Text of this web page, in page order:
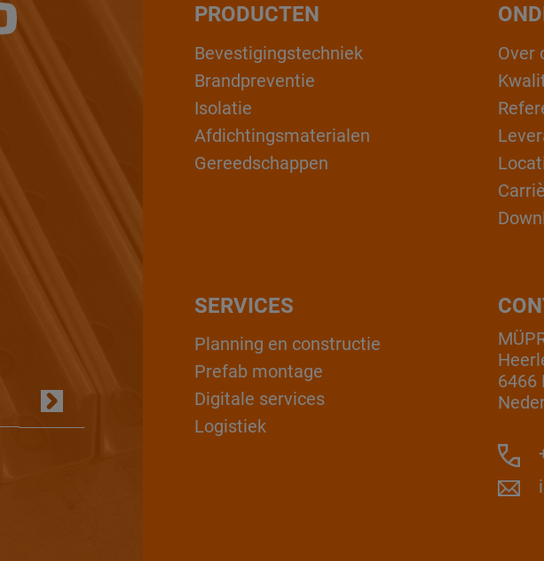
PRODUCTEN
Bevestigingstechniek
Brandpreventie
Isolatie
Afdichtingsmaterialen
Gereedschappen
Over
6466
SERVICES
Planning en constructie
Prefab montage
Digitale services
Logistiek